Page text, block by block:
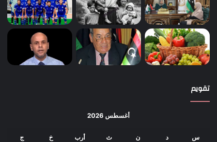
تقويم
أغسطس 2026
س د ن ث أرب خ ج